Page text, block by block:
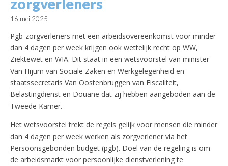
zorgverleners
16 mei 2025
Pgb-zorgverleners met een arbeidsovereenkomst voor minder
dan 4 dagen per week krijgen ook wettelijk recht op WW,
Ziektewet en WIA. Dit staat in een wetsvoorstel van minister
Van Hijum van Sociale Zaken en Werkgelegenheid en
staatssecretaris Van Oostenbruggen van Fiscaliteit,
Belastingdienst en Douane dat zij hebben aangeboden aan de
Tweede Kamer.
Het wetsvoorstel trekt de regels gelijk voor mensen die minder
dan 4 dagen per week werken als zorgverlener via het
Persoonsgebonden budget (pgb). Doel van de regeling is om
de arbeidsmarkt voor persoonlijke dienstverlening te